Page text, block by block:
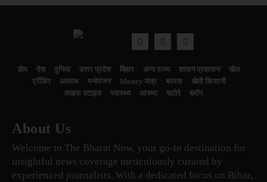
होम देश दुनिया उत्तर प्रदेश बिहार अन्य राज्य शासन प्रशासन
खेल
ट्रेंडिंग
अपराध मनोरंजन Money मंत्र बतरस
खेती किसानी
लाइफ स्टाइल
स्वास्थ्य आस्था चटोरे ब्लॉग
About Us
Welcome to The Bharat Now, your go-to destination for
insightful news coverage meticulously curated by
experienced journalists. With a dedicated focus on Bihar,